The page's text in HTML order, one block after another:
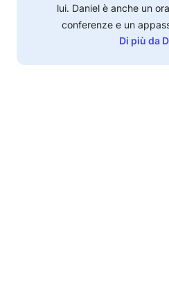
lui. Daniel è anche un
conferenze e un
Di più da